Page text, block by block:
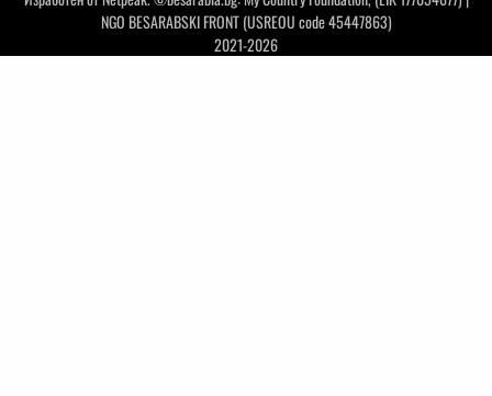
NGO BESARABSKI FRONT (USREOU code 45447863)
2021-2026